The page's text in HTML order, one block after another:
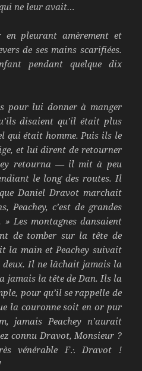
ne leur avait…
pleurant amèrement et
de ses mains scarifiées.
pendant quelque dix
pour lui donner à manger
disaient qu’il était plus
qui était homme. Puis ils le
et lui dirent de retourner
retourna — il mit à peu
le long des routes. Il
Daniel Dravot marchait
Peachey, c’est de grandes
» Les montagnes dansaient
de tomber sur la tête de
la main et Peachey suivait
Il ne lâchait jamais la
jamais la tête de Dan. Ils la
pour qu’il se rappelle de
la couronne soit en or pur
jamais Peachey n’aurait
connu Dravot, Monsieur ?
vénérable F⸫ Dravot !